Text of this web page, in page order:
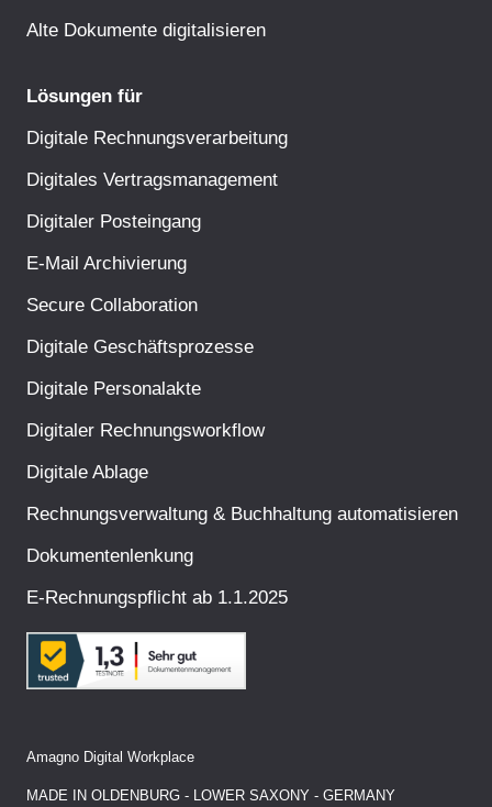
Alte Dokumente digitalisieren
Lösungen für
Digitale Rechnungsverarbeitung
Digitales Vertragsmanagement
Digitaler Posteingang
E-Mail Archivierung
Secure Collaboration
Digitale Geschäftsprozesse
Digitale Personalakte
Digitaler Rechnungsworkflow
Digitale Ablage
Rechnungsverwaltung & Buchhaltung automatisieren
Dokumentenlenkung
E-Rechnungspflicht ab 1.1.2025
Amagno Digital Workplace
MADE IN OLDENBURG - LOWER SAXONY - GERMANY